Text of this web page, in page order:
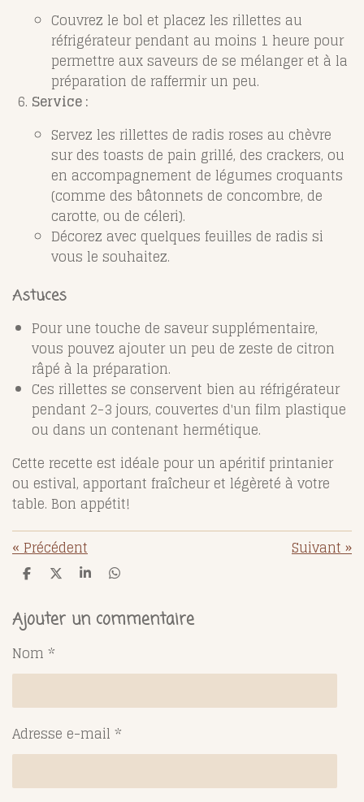
Couvrez le bol et placez les rillettes au
réfrigérateur pendant au moins 1 heure pour
permettre aux saveurs de se mélanger et à la
préparation de raffermir un peu.
Service :
Servez les rillettes de radis roses au chèvre
sur des toasts de pain grillé, des crackers, ou
en accompagnement de légumes croquants
(comme des bâtonnets de concombre, de
carotte, ou de céleri).
Décorez avec quelques feuilles de radis si
vous le souhaitez.
Astuces
Pour une touche de saveur supplémentaire,
vous pouvez ajouter un peu de zeste de citron
râpé à la préparation.
Ces rillettes se conservent bien au réfrigérateur
pendant 2-3 jours, couvertes d'un film plastique
ou dans un contenant hermétique.
Cette recette est idéale pour un apéritif printanier
ou estival, apportant fraîcheur et légèreté à votre
table. Bon appétit!
«Précédent Suivant»
P
t
a
e
r
P
t
a
r
P
t
a
r
P
t
a
r
Ajouter un commentaire
Nom *
Adresse e-mail *